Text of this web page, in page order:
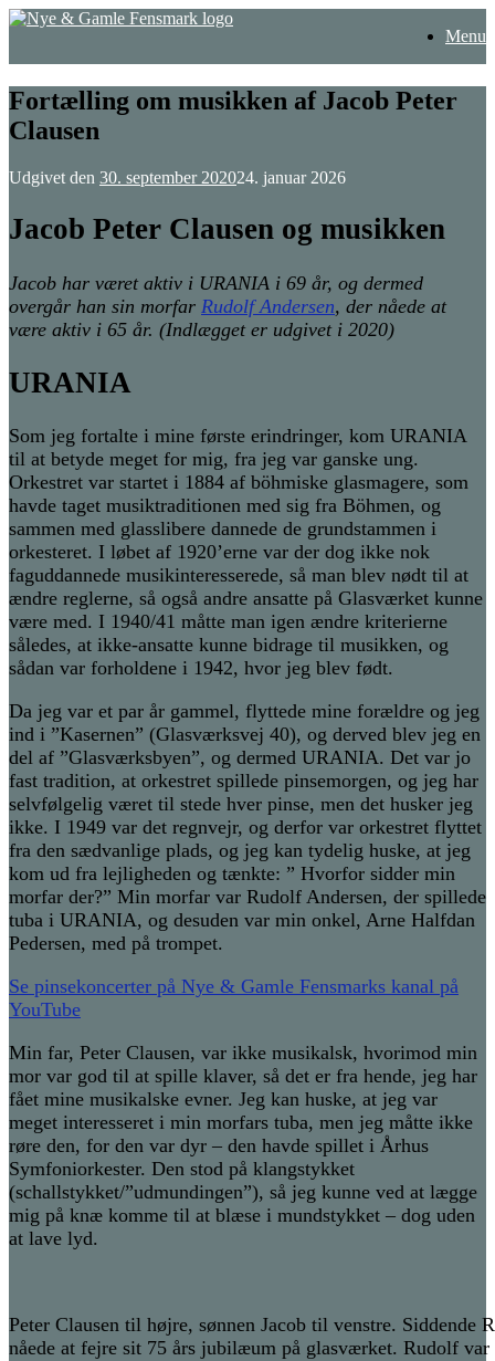
Gå
Menu
Fortælling om musikken af Jacob Peter
Clausen
Udgivet den 30. september 202024. januar 2026
Jacob Peter Clausen og musikken
Jacob har været aktiv i URANIA i 69 år, og dermed
overgår han sin morfar Rudolf Andersen, der nåede at
være aktiv i 65 år. (Indlægget er udgivet i 2020)
URANIA
Som jeg fortalte i mine første erindringer, kom URANIA
til at betyde meget for mig, fra jeg var ganske ung.
Orkestret var startet i 1884 af böhmiske glasmagere, som
havde taget musiktraditionen med sig fra Böhmen, og
sammen med glasslibere dannede de grundstammen i
orkesteret. I løbet af 1920’erne var der dog ikke nok
faguddannede musikinteresserede, så man blev nødt til at
ændre reglerne, så også andre ansatte på Glasværket kunne
være med. I 1940/41 måtte man igen ændre kriterierne
således, at ikke-ansatte kunne bidrage til musikken, og
sådan var forholdene i 1942, hvor jeg blev født.
Da jeg var et par år gammel, flyttede mine forældre og jeg
ind i ”Kasernen” (Glasværksvej 40), og derved blev jeg en
del af ”Glasværksbyen”, og dermed URANIA. Det var jo
fast tradition, at orkestret spillede pinsemorgen, og jeg har
selvfølgelig været til stede hver pinse, men det husker jeg
ikke. I 1949 var det regnvejr, og derfor var orkestret flyttet
fra den sædvanlige plads, og jeg kan tydelig huske, at jeg
kom ud fra lejligheden og tænkte: ” Hvorfor sidder min
morfar der?” Min morfar var Rudolf Andersen, der spillede
tuba i URANIA, og desuden var min onkel, Arne Halfdan
Pedersen, med på trompet.
Se pinsekoncerter på Nye & Gamle Fensmarks kanal på
YouTube
Min far, Peter Clausen, var ikke musikalsk, hvorimod min
mor var god til at spille klaver, så det er fra hende, jeg har
fået mine musikalske evner. Jeg kan huske, at jeg var
meget interesseret i min morfars tuba, men jeg måtte ikke
røre den, for den var dyr – den havde spillet i Århus
Symfoniorkester. Den stod på klangstykket
(schallstykket/”udmundingen”), så jeg kunne ved at lægge
mig på knæ komme til at blæse i mundstykket – dog uden
at lave lyd.
Peter Clausen til højre, sønnen Jacob til venstre. Siddende
nåede at fejre sit 75 års jubilæum på glasværket. Rudolf